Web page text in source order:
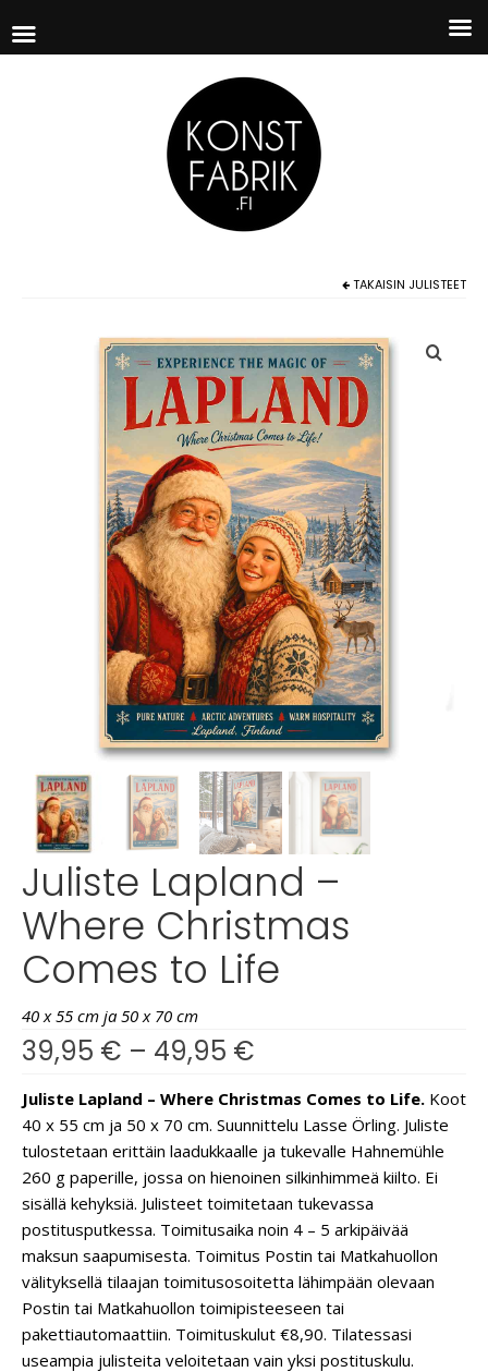
TAKAISIN JULISTEET
Juliste Lapland –
Where Christmas
Comes to Life
40 x 55 cm ja 50 x 70 cm
39,95 € – 49,95 €
Juliste Lapland – Where Christmas Comes to Life. Koot
40 x 55 cm ja 50 x 70 cm. Suunnittelu Lasse Örling. Juliste
tulostetaan erittäin laadukkaalle ja tukevalle Hahnemühle
260 g paperille, jossa on hienoinen silkinhimmeä kiilto. Ei
sisällä kehyksiä. Julisteet toimitetaan tukevassa
postitusputkessa. Toimitusaika noin 4 – 5 arkipäivää
maksun saapumisesta. Toimitus Postin tai Matkahuollon
välityksellä tilaajan toimitusosoitetta lähimpään olevaan
Postin tai Matkahuollon toimipisteeseen tai
pakettiautomaattiin. Toimituskulut €8,90. Tilatessasi
useampia julisteita veloitetaan vain yksi postituskulu.